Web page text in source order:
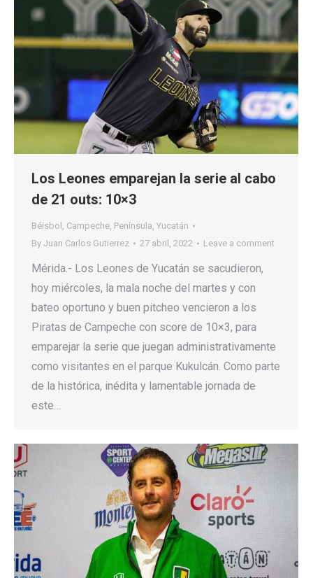
Los Leones emparejan la serie al cabo
de 21 outs: 10×3
Béisbol , Campeche, Península, Yucatán
By Juan Carlos Gutierrez 27 abril, 2022 Leave a comment
Mérida.- Los Leones de Yucatán se sacudieron,
hoy miércoles, la mala noche del martes y con
bateo oportuno y buen pitcheo vencieron a los
Piratas de Campeche con score de 10×3, para
emparejar la serie que juegan administrativamente
como visitantes en el parque Kukulcán. Como parte
de la histórica, inédita y lamentable jornada de
este…